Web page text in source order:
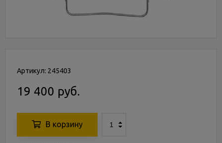
Артикул: 245403
19 400 руб.
В корзину